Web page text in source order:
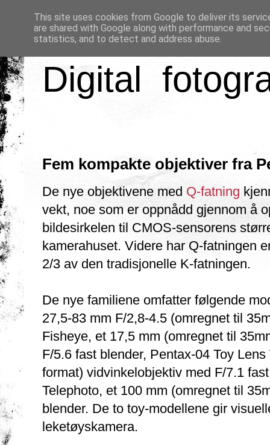
Digital
Fem kompakte objektiver fra
De nye objektivene med Q-fatning
vekt, noe som er oppnådd gjennom å
bildesirkelen til CMOS-sensorens
kamerahuset. Videre har Q-fatningen
2/3 av den tradisjonelle K-fatningen.
De nye familiene omfatter følgende
27,5-83 mm F/2,8-4.5 (omregnet til
Fisheye, et 17,5 mm (omregnet til
F/5.6 fast blender, Pentax-04 Toy
format) vidvinkelobjektiv med F/7.1
Telephoto, et 100 mm (omregnet til
blender. De to toy-modellene gir
leketøyskamera.
This site uses cookies from Google to deliver its
are shared with Google along with performance and
statistics, and to detect and address abuse.